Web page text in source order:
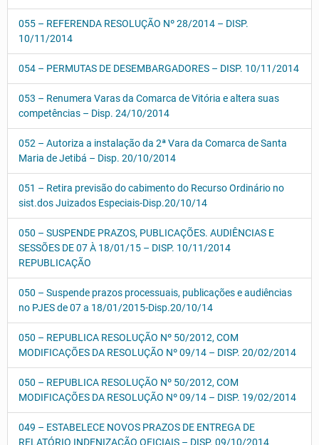
055 – REFERENDA RESOLUÇÃO Nº 28/2014 – DISP.
10/11/2014
054 – PERMUTAS DE DESEMBARGADORES – DISP. 10/11/2014
053 – Renumera Varas da Comarca de Vitória e altera suas
competências – Disp. 24/10/2014
052 – Autoriza a instalação da 2ª Vara da Comarca de Santa
Maria de Jetibá – Disp. 20/10/2014
051 – Retira previsão do cabimento do Recurso Ordinário no
sist.dos Juizados Especiais-Disp.20/10/14
050 – SUSPENDE PRAZOS, PUBLICAÇÕES. AUDIÊNCIAS E
SESSÕES DE 07 À 18/01/15 – DISP. 10/11/2014
REPUBLICAÇÃO
050 – Suspende prazos processuais, publicações e audiências
no PJES de 07 a 18/01/2015-Disp.20/10/14
050 – REPUBLICA RESOLUÇÃO Nº 50/2012, COM
MODIFICAÇÕES DA RESOLUÇÃO Nº 09/14 – DISP. 20/02/2014
050 – REPUBLICA RESOLUÇÃO Nº 50/2012, COM
MODIFICAÇÕES DA RESOLUÇÃO Nº 09/14 – DISP. 19/02/2014
049 – ESTABELECE NOVOS PRAZOS DE ENTREGA DE
RELATÓRIO INDENIZAÇÃO OFICIAIS – DISP. 09/10/2014